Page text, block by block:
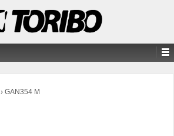
› GAN354 M